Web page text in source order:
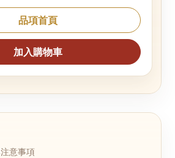
品項首頁
加入購物車
意事項